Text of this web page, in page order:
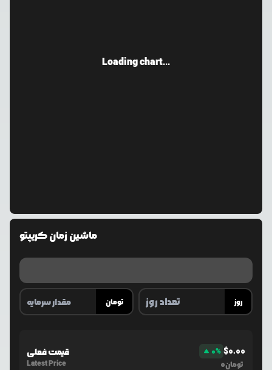
Loading chart...
ماشین زمان کریپتو
تومان روز
قیمت فعلی
Latest Price
0% $0.00
0تومان